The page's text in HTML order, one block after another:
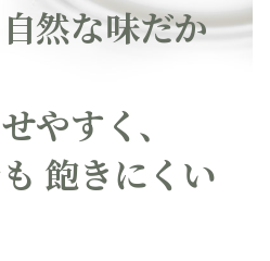
然な味だか
やすく、
飽きにくい